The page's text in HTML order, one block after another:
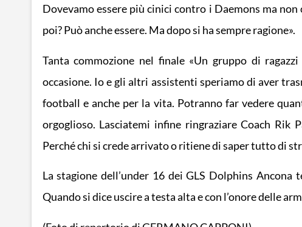
Dovevamo essere più cinici contro i Daemons ma
poi? Può anche essere. Ma dopo si ha sempre ragione».
Tanta commozione nel finale «Un gruppo di
occasione. Io e gli altri assistenti speriamo di aver
football e anche per la vita. Potranno far vedere
orgoglioso. Lasciatemi infine ringraziare Coach Rik
Perché chi si crede arrivato o ritiene di saper tutto di
La stagione dell’under 16 dei GLS Dolphins
Quando si dice uscire a testa alta e con l’onore delle